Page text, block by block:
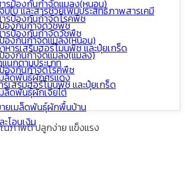
รป้องกันกำจัดแมลง(หนอน)
รป้องกันกำจัดโรคพืช
รป้องกันกำจัดวัชพืช
หารเสริมฮอร์โมนพืช และปุ๋ยเกร็ด
นกตามประเภท
ล็ดพันธุ์ผักศรแดง
ล็ดพันธุ์ผักเจียไต๋
ยเมล็ดพันธุ์ผักพื้นบ้าน
โอนเงิน
บใบ และสารช่วยเพิ่มประสิทธิภาพสารเคมี
องกันกำจัดวัชพืช
องกันกำจัดแมลง(หนอน)
องกันกำจัดแมลง(แมลง)
องกันกำจัดโรคพืช
รเสริมฮอร์โมนพืช และปุ๋ยเกร็ด
ภาพดี ปลูกง่าย แข็งแรง